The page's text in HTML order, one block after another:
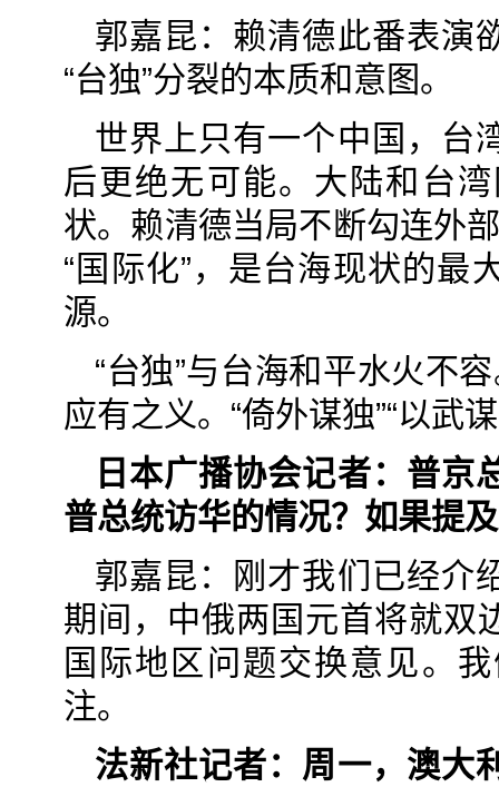
郭嘉昆：赖清德此番表演
“台独”分裂的本质和意图。
世界上只有一个中国，台
后更绝无可能。大陆和台
状。赖清德当局不断勾连外
“国际化”，是台海现状的最
源。
“台独”与台海和平水火不
应有之义。“倚外谋独”“以武
日本广播协会记者：普京
普总统访华的情况？如果提
郭嘉昆：刚才我们已经介
期间，中俄两国元首将就双
国际地区问题交换意见。
注。
法新社记者：周一，澳大